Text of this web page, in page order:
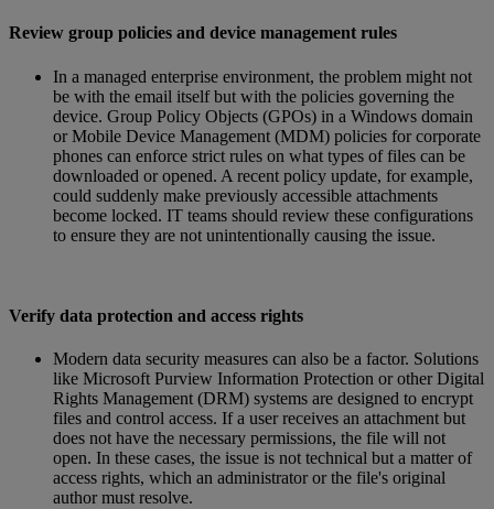
Review group policies and device management rules
In a managed enterprise environment, the problem might not
be with the email itself but with the policies governing the
device. Group Policy Objects (GPOs) in a Windows domain
or Mobile Device Management (MDM) policies for corporate
phones can enforce strict rules on what types of files can be
downloaded or opened. A recent policy update, for example,
could suddenly make previously accessible attachments
become locked. IT teams should review these configurations
to ensure they are not unintentionally causing the issue.
Verify data protection and access rights
Modern data security measures can also be a factor. Solutions
like Microsoft Purview Information Protection or other Digital
Rights Management (DRM) systems are designed to encrypt
files and control access. If a user receives an attachment but
does not have the necessary permissions, the file will not
open. In these cases, the issue is not technical but a matter of
access rights, which an administrator or the file's original
author must resolve.